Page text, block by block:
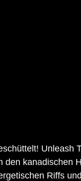
Unleash
kanadischen
Riffs